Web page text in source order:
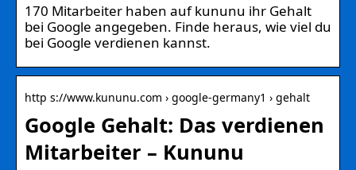
170 Mitarbeiter haben auf kununu ihr Gehalt
bei Google angegeben. Finde heraus, wie viel du
bei Google verdienen kannst.
http s://www.kununu.com › google-germany1 › gehalt
Google Gehalt: Das verdienen
Mitarbeiter – Kununu